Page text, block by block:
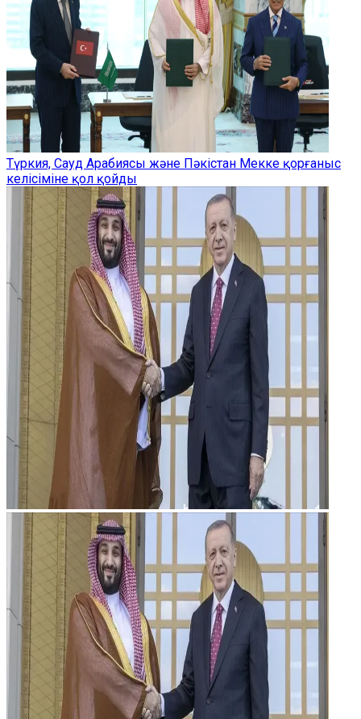
Түркия, Сауд Арабиясы және Пәкістан Мекке қорғаныс
келісіміне қол қойды